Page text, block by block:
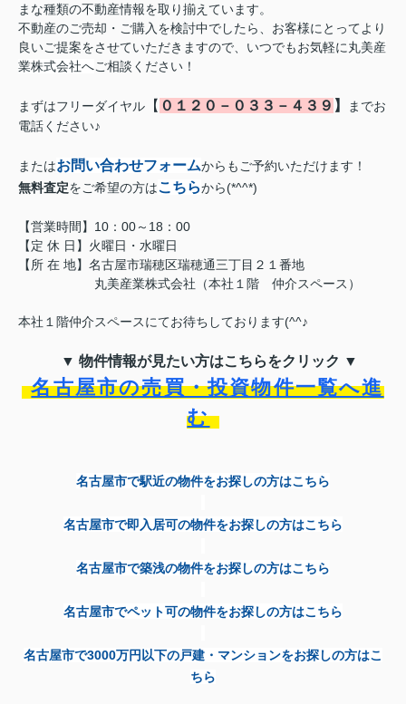
まな種類の不動産情報を取り揃えています。
不動産のご売却・ご購入を検討中でしたら、お客様にとってより
良いご提案をさせていただきますので、いつでもお気軽に丸美産
業株式会社へご相談ください！
まずはフリーダイヤル 【 ０１２０－０３３－４３９ 】
までお
電話ください♪
またはお問い合わせフォームからもご予約いただけます！
無料査定をご希望の方はこちらから(*^^*)
【営業時間】10：00～18：00
【定 休 日】火曜日・水曜日
【所 在 地】名古屋市瑞穂区瑞穂通三丁目２１番地
丸美産業株式会社（本社１階 仲介スペース）
本社１階仲介スペースにてお待ちしております(^^♪
▼ 物件情報が見たい方はこちらをクリック ▼
名古屋市の売買・投資物件一覧へ進
む
名古屋市で駅近の物件をお探しの方はこちら
名古屋市で即入居可の物件をお探しの方はこちら
名古屋市で築浅の物件をお探しの方はこちら
名古屋市でペット可の物件をお探しの方はこちら
名古屋市で3000万円以下の戸建・マンションをお探しの方はこ
ちら